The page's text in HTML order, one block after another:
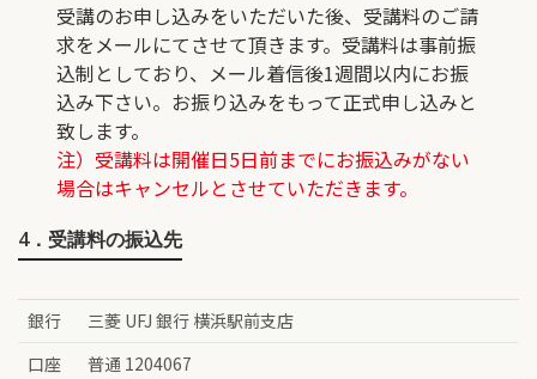
受講のお申し込みをいただいた後、受講料のご請
求をメールにてさせて頂きます。受講料は事前振
込制としており、メール着信後1週間以内にお振
込み下さい。お振り込みをもって正式申し込みと
致します。
注）受講料は開催日5日前までにお振込みがない
場合はキャンセルとさせていただきます。
4．受講料の振込先
銀行
三菱 UFJ 銀行 横浜駅前支店
口座
普通 1204067